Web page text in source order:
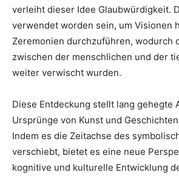
verleiht dieser Idee Glaubwürdigkeit.
verwendet worden sein, um Visionen
Zeremonien durchzuführen, wodurch
zwischen der menschlichen und der
weiter verwischt wurden.
Diese Entdeckung stellt lang gehegte
Ursprünge von Kunst und
Indem es die Zeitachse des
verschiebt, bietet es eine neue
kognitive und kulturelle Entwicklung